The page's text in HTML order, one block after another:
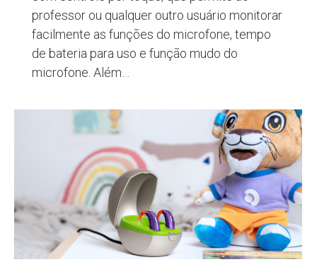
professor ou qualquer outro usuário monitorar
facilmente as funções do microfone, tempo
de bateria para uso e função mudo do
microfone. Além…